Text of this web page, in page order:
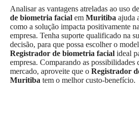
Analisar as vantagens atreladas ao uso de
de biometria facial em Muritiba ajuda
como a solução impacta positivamente
empresa. Tenha suporte qualificado na
decisão, para que possa escolher o
Registrador de biometria facial ideal
empresa. Comparando as possibilidades
mercado, aproveite que o Registrador
Muritiba tem o melhor custo-benefício.